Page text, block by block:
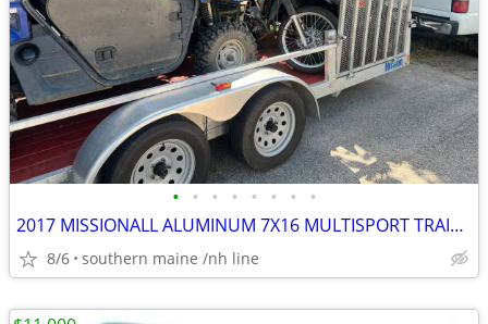
• • • • • • • •
2017 MISSIONALL ALUMINUM 7X16 MULTISPORT TRAILER.
8/6 southern maine /nh line